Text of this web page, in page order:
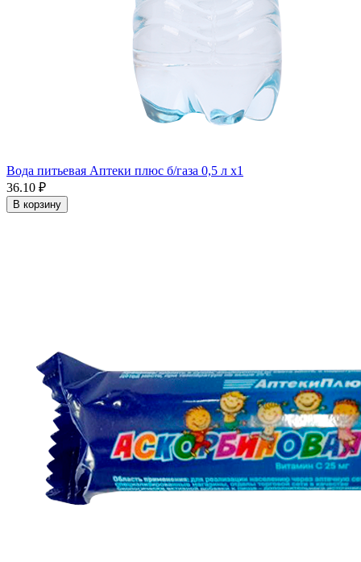
Вода питьевая Аптеки плюс б/газа 0,5 л x1
36.10 ₽
В корзину